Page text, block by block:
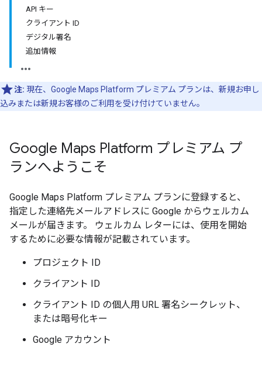
API キー
クライアント ID
デジタル署名
追加情報
注: 現在、Google Maps Platform プレミアム プランは、新規お申し
込みまたは新規お客様のご利用を受け付けていません。
Google Maps Platform プレミアム プ
ランへようこそ
Google Maps Platform プレミアム プランに登録すると、
指定した連絡先メールアドレスに Google からウェルカム
メールが届きます。 ウェルカム レターには、使用を開始
するために必要な情報が記載されています。
プロジェクト ID
クライアント ID
クライアント ID の個人用 URL 署名シークレット、
または暗号化キー
Google アカウント